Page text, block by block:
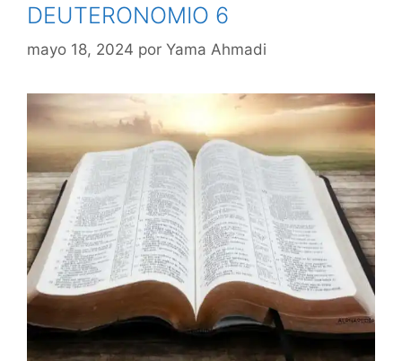
DEUTERONOMIO 6
mayo 18, 2024 por Yama Ahmadi